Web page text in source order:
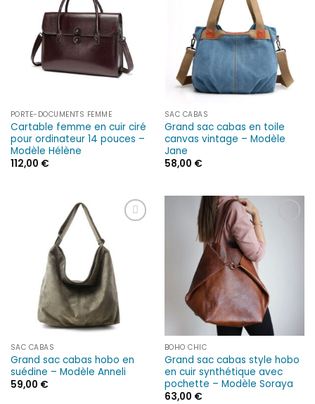
d’envies
PORTE-DOCUMENTS FEMME
Cartable femme en cuir ciré
pour ordinateur 14 pouces –
Modèle Hélène
112,00 €
d’envies
SAC CABAS
Grand sac cabas en toile
canvas vintage – Modèle
Jane
58,00 €
d’envies
SAC CABAS
Grand sac cabas hobo en
suédine – Modèle Anneli
59,00 €
à la liste
BOHO CHIC
Grand sac cabas style hobo
en cuir synthétique avec
pochette – Modèle Soraya
63,00 €